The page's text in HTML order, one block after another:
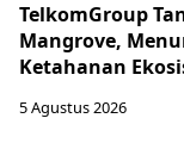
TelkomGroup
Mangrove,
Ketahanan
5 Agustus 2026